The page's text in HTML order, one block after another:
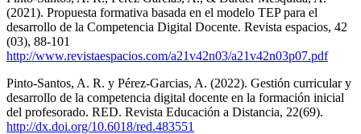
(2021). Propuesta formativa basada en el modelo TEP para el
desarrollo de la Competencia Digital Docente. Revista espacios, 42
(03), 88-101
http://www.revistaespacios.com/a21v42n03/a21v42n03p07.pdf
Pinto-Santos, A. R. y Pérez-Garcias, A. (2022). Gestión curricular y
desarrollo de la competencia digital docente en la formación inicial
del profesorado. RED. Revista Educación a Distancia, 22(69).
http://dx.doi.org/10.6018/red.483551